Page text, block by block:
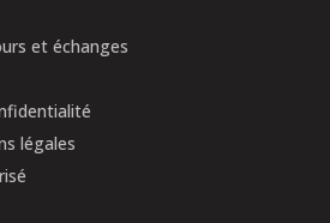
et échanges
légales